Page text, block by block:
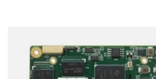
SMARC-T4378